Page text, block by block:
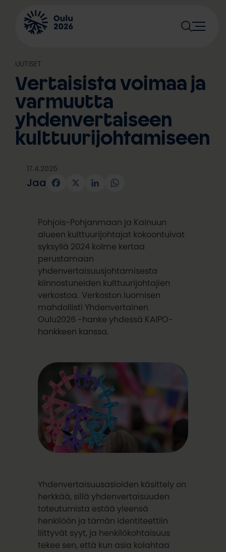
sisältöön
UUTISET
Vertaisista voimaa ja
varmuutta
yhdenvertaiseen
kulttuurijohtamiseen
17.4.2025
Jaa Facebook
X LinkedInWhatsApp
Pohjois-Pohjanmaan ja Kainuun
alueen kulttuurijohtajat kokoontuivat
syksyllä 2024 kolme kertaa
perustamaan
yhdenvertaisuusjohtamisesta
kiinnostuneiden kulttuurijohtajien
verkostoa. Verkoston luomisen
mahdollisti Yhdenvertainen
Oulu2026 -hanke yhdessä KAIPO-
hankkeen kanssa.
Yhdenvertaisuusasioiden käsittely on
herkkää, sillä yhdenvertaisuuden
toteutumista estää yleensä
henkilöön ja tämän identiteettiin
liittyvät syyt, ja henkilökohtaisuus
tekee sen, että kun asia kolahtaa